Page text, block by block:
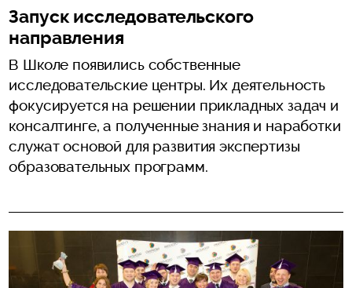
Запуск исследовательского
направления
В Школе появились собственные
исследовательские центры. Их деятельность
фокусируется на решении прикладных задач и
консалтинге, а полученные знания и наработки
служат основой для развития экспертизы
образовательных программ.